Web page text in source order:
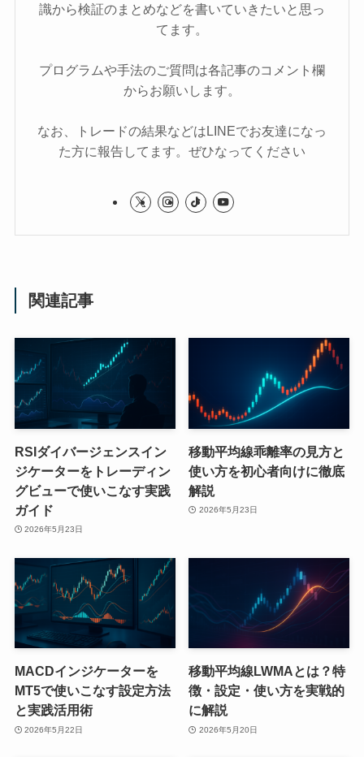
識から検証のまとめなどを書いていきたいと思っ
てます。
プログラムや手法のご質問は各記事のコメント欄
からお願いします。
なお、トレードの結果などはLINEでお友達になっ
た方に報告してます。ぜひなってください
関連記事
RSIダイバージェンスイン
ジケーターをトレーディン
グビューで使いこなす実践
ガイド
2026年5月23日
移動平均線乖離率の見方と
使い方を初心者向けに徹底
解説
2026年5月23日
MACDインジケーターを
MT5で使いこなす設定方法
と実践活用術
2026年5月22日
移動平均線LWMAとは？特
徴・設定・使い方を実戦的
に解説
2026年5月20日